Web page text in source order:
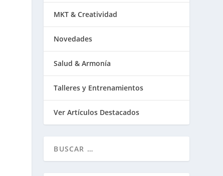
MKT & Creatividad
Novedades
Salud & Armonía
Talleres y Entrenamientos
Ver Artículos Destacados